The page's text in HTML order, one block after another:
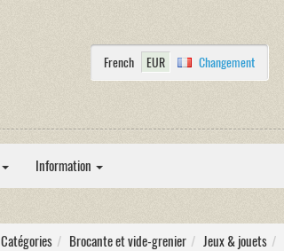
French EUR Changement
Information
Catégories Brocante et vide-grenier Jeux & jouets